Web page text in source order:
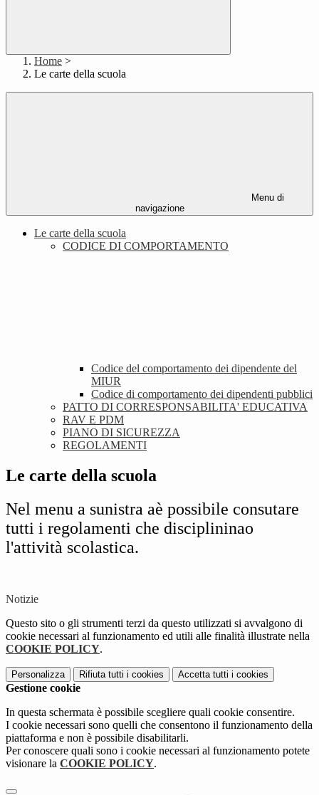
Home >
Le carte della scuola
Menu di
navigazione
Le carte della scuola
CODICE DI COMPORTAMENTO
Codice del comportamento dei dipendente del
MIUR
Codice di comportamento dei dipendenti pubblici
PATTO DI CORRESPONSABILITA' EDUCATIVA
RAV E PDM
PIANO DI SICUREZZA
REGOLAMENTI
Le carte della scuola
Nel menu a sunistra aè possibile consutare
tutti i regolamenti che disciplininao
l'attività scolastica.
Notizie
Questo sito o gli strumenti terzi da questo utilizzati si avvalgono di
cookie necessari al funzionamento ed utili alle finalità illustrate nella
COOKIE POLICY.
Personalizza Rifiuta tutti i cookies Accetta tutti i cookies
Gestione cookie
In questa schermata è possibile scegliere quali cookie consentire.
I cookie necessari sono quelli che consentono il funzionamento della
piattaforma e non è possibile disabilitarli.
Per conoscere quali sono i cookie necessari al funzionamento potete
visionare la COOKIE POLICY.